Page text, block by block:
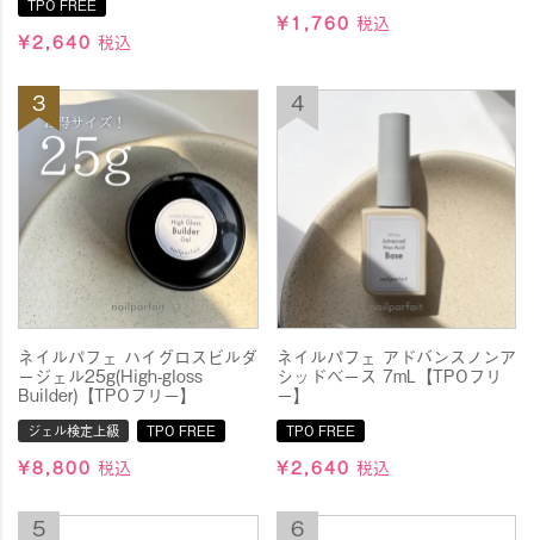
ネイルブラシ製品の価格を改定させていただくこととなり
ました。
まいりましたが、
現行価格でのご提供を継続することが困難な状況となり、
やむを得ず価格改定を実施する運びとなりました。
■価格改定日
2026年7月1日（水）より順次
■対象商品
ネイルブラシ各種
今後も品質向上とサービスの充実に努め、
皆様にご満足いただける製品をお届けできるよう尽力して
まいります。
何卒ご理解を賜りますようお願い申し上げます。
2026.6.15 ■オーロラアイテムがお買い得の一週間！■
TPO FREE
¥2,640 税込
¥1,760 税込
ネイルパフェ ハイグロスビルダ
ージェル25g(High-gloss
Builder)【TPOフリー】
ジェル検定上級 TPO FREE
¥8,800 税込
ネイルパフェ アドバンスノンア
シッドベース 7mL【TPOフリ
ー】
TPO FREE
¥2,640 税込